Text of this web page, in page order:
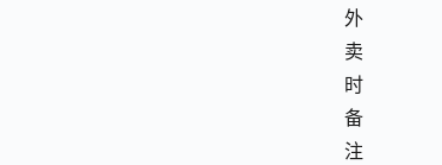
外
卖
时
备
注